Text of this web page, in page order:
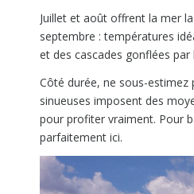
Juillet et août offrent la mer
septembre : températures
et des cascades gonflées
Côté durée, ne sous-estimez
sinueuses imposent des
pour profiter vraiment. Pour
parfaitement ici.